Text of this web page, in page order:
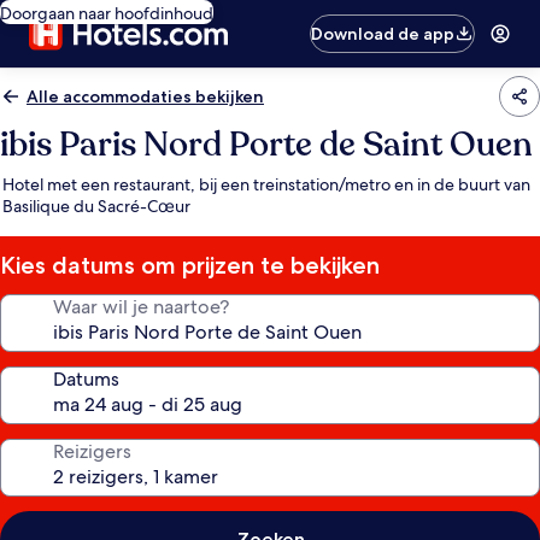
Doorgaan naar hoofdinhoud
Download de app
Alle accommodaties bekijken
ibis Paris Nord Porte de Saint Ouen
Hotel met een restaurant, bij een treinstation/metro en in de buurt van
Basilique du Sacré-Cœur
Kies datums om prijzen te bekijken
Waar wil je naartoe?
Datums
Reizigers